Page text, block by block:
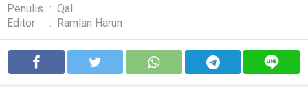
Penulis : Qal
Editor
: Ramlan Harun